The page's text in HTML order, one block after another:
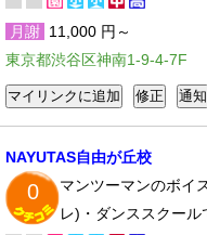
月謝 11,000 円～
東京都渋谷区神南1-9-4-7F
NAYUTAS自由が丘校
0
マンツーマンのボイ
レ)・ダンススクール